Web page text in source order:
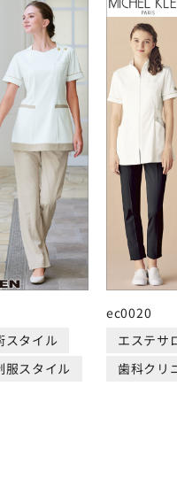
スタイル
服スタイル
ec0020
エステサ
歯科クリ